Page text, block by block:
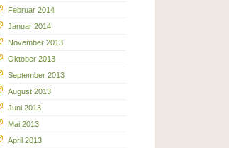
Februar 2014
Januar 2014
November 2013
Oktober 2013
September 2013
August 2013
Juni 2013
Mai 2013
April 2013